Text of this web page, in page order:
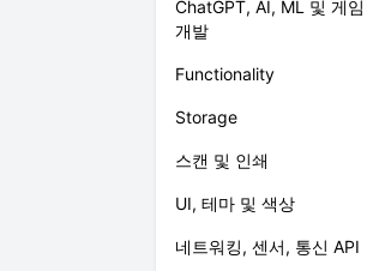
ChatGPT, AI, ML 및 게임
개발
Functionality
Storage
스캔 및 인쇄
UI, 테마 및 색상
네트워킹, 센서, 통신 API